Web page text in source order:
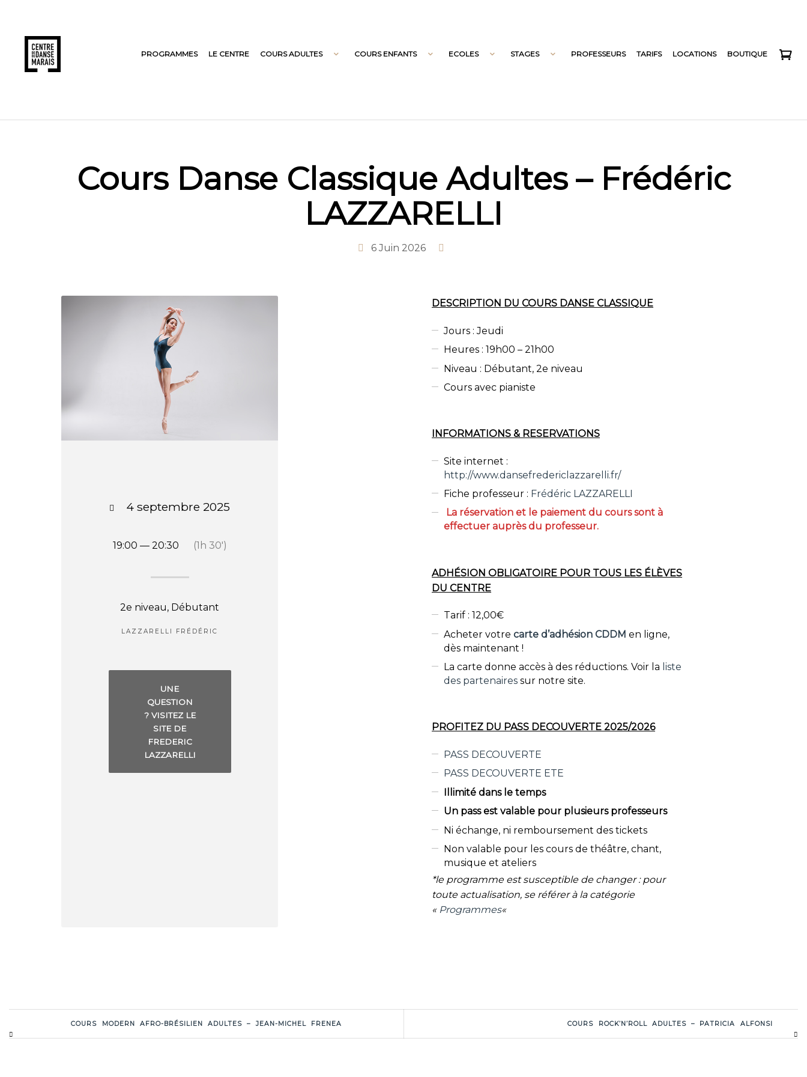
PROGRAMMES LE CENTRE COURS ADULTES COURS ENFANTS ECOLES STAGES PROFESSEURS TARIFS LOCATIONS BOUTIQUE
Cours Danse Classique Adultes – Frédéric
LAZZARELLI
6 Juin 2026
DESCRIPTION DU COURS DANSE CLASSIQUE
Jours : Jeudi
Heures : 19h00 – 21h00
Niveau : Débutant, 2e niveau
Cours avec pianiste
INFORMATIONS & RESERVATIONS
Site internet :
http://www.dansefredericlazzarelli.fr/
Fiche professeur : Frédéric LAZZARELLI
La réservation et le paiement du cours sont à
effectuer auprès du professeur.
ADHÉSION OBLIGATOIRE POUR TOUS LES ÉLÈVES
DU CENTRE
Tarif : 12,00€
Acheter votrecarte d’adhésion CDDM en ligne,
dès maintenant !
La carte donne accès à des réductions. Voir la liste
des partenaires sur notre site.
PROFITEZ DU PASS DECOUVERTE 2025/2026
PASS DECOUVERTE
PASS DECOUVERTE ETE
Illimité dans le temps
Un pass est valable pour plusieurs professeurs
Ni échange, ni remboursement des tickets
Non valable pour les cours de théâtre, chant,
musique et ateliers
*le programme est susceptible de changer : pour
toute actualisation, se référer à la catégorie
« Programmes«
4 septembre 2025
19:00 — 20:30 (1h 30′)
2e niveau, Débutant
LAZZARELLI FRÉDÉRIC
UNE
QUESTION
? VISITEZ LE
SITE DE
FREDERIC
LAZZARELLI
COURS MODERN AFRO-BRÉSILIEN ADULTES – JEAN-MICHEL FRENEA COURS ROCK’N’ROLL ADULTES – PATRICIA ALFONSI